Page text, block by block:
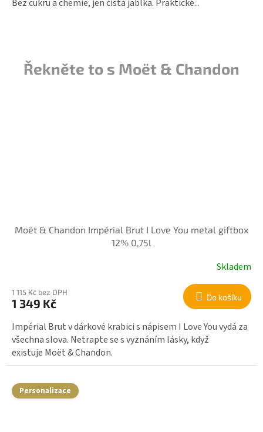
Bez cukru a chemie, jen čistá jablka. Praktické...
Řekněte to s Moët & Chandon
Moët & Chandon Impérial Brut I Love You metal giftbox
12% 0,75l
Skladem
1 115 Kč bez DPH
1 349 Kč Do košíku
Impérial Brut v dárkové krabici s nápisem I Love You vydá za
všechna slova. Netrapte se s vyznáním lásky, když
existuje Moët & Chandon.
Personalizace